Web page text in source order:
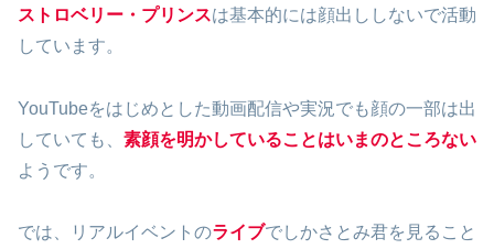
ストロベリー・プリンスは基本的には顔出ししないで活動
しています。
YouTubeをはじめとした動画配信や実況でも顔の一部は出
していても、 素顔を明かしていることはいまのところない
ようです。
では、リアルイベントのライブでしかさとみ君を見ること